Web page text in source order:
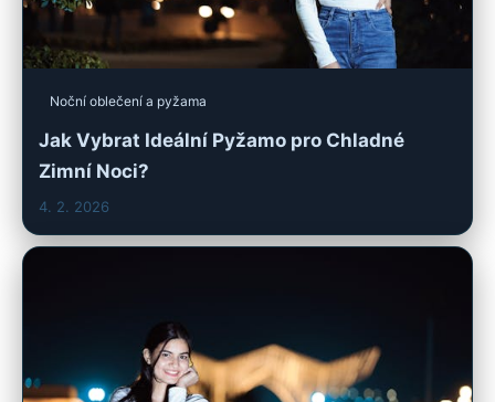
Noční oblečení a pyžama
Jak Vybrat Ideální Pyžamo pro Chladné
Zimní Noci?
4. 2. 2026